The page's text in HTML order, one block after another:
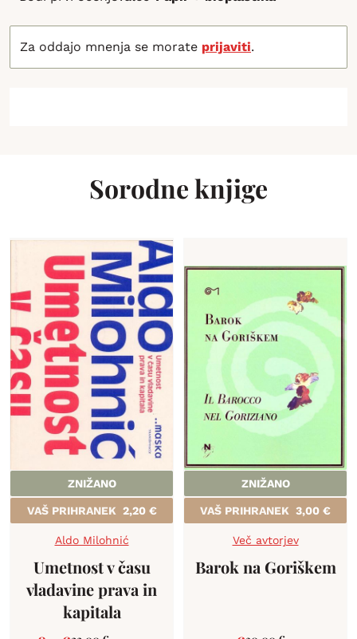
Za oddajo mnenja se morate prijaviti.
Sorodne knjige
ZNIŽANO
VAŠ PRIHRANEK 2,20 €
Aldo Milohnić
Umetnost v času
vladavine prava in
kapitala
ZNIŽANO
VAŠ PRIHRANEK 3,00 €
Več avtorjev
Barok na Goriškem